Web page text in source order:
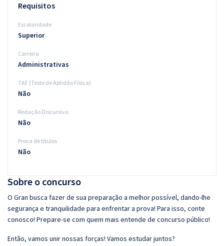
Sobre o concurso
O Gran busca fazer de sua preparação a melhor possível, dando-lhe
segurança e tranquilidade para enfrentar a prova! Para isso, conte
conosco! Prepare-se com quem mais entende de concurso público!
Então, vamos unir nossas forças! Vamos estudar juntos?
Requisitos
Escolaridade
Superior
Carreira
Administrativas
TAF (Teste de Aptidão Física)
Não
Redação Discursiva
Não
Prova de títulos
Não